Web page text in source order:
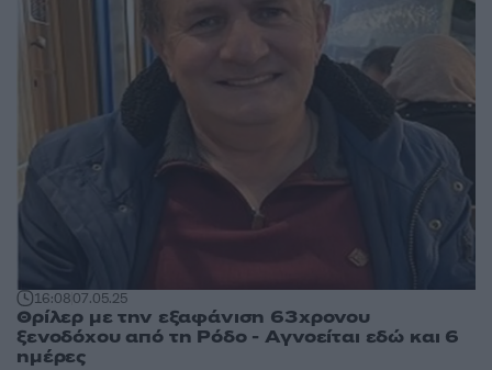
16:0807.05.25
Θρίλερ με την εξαφάνιση 63χρονου
ξενοδόχου από τη Ρόδο - Αγνοείται εδώ και 6
ημέρες